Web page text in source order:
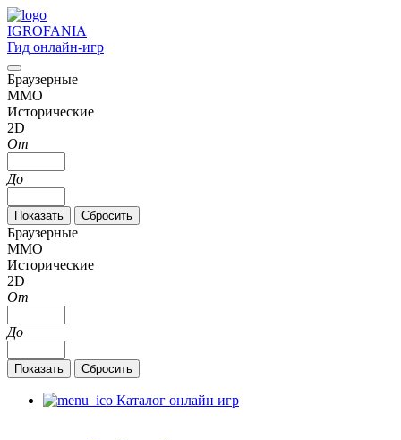
IGROFANIA
Гид онлайн-игр
Браузерные
MMO
Исторические
2D
От
До
Браузерные
MMO
Исторические
2D
От
До
Каталог онлайн игр